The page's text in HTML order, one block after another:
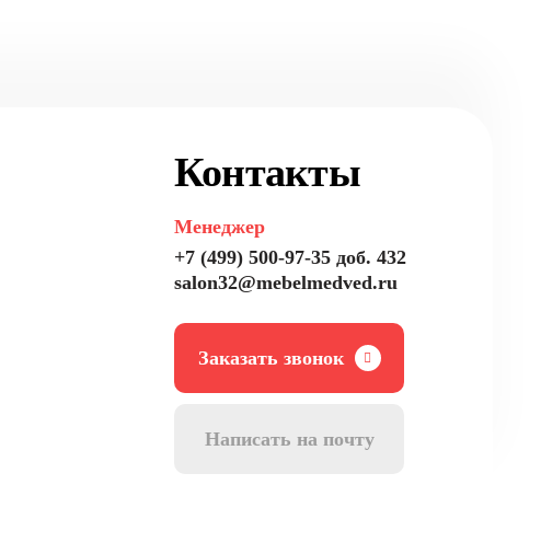
Контакты
Менеджер
+7 (499) 500-97-35 доб. 432
salon32@mebelmedved.ru
Заказать звонок
Написать на почту